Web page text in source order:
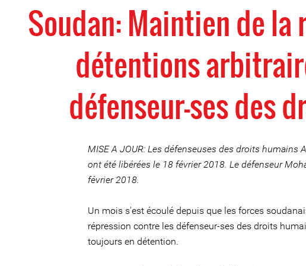
Soudan: Maintien de la
détentions
défenseur-ses des
MISE A JOUR: Les défenseuses des droits humains
ont été libérées le 18 février 2018. Le défenseur
février 2018.
Un mois s'est écoulé depuis que les forces
répression contre les défenseur-ses des droits
toujours en détention.